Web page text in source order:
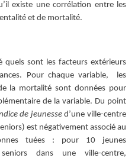
existe une corrélation entre les
et de mortalité.
quels sont les facteurs extérieurs
Pour chaque variable, les
la mortalité sont données pour
de la variable. Du point
de jeunessed’une ville-centre
est négativement associé au
tuées : pour 10 jeunes
dans une ville-centre,